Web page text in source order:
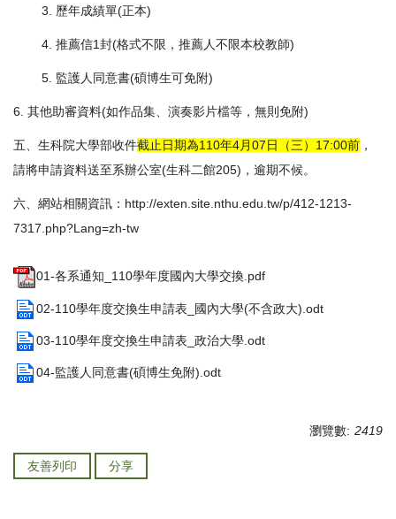
3. 歷年成績單(正本)
4. 推薦信1封(格式不限，推薦人不限本校教師)
5. 監護人同意書(碩博生可免附)
6. 其他助審資料(如作品集、演奏影片檔等，無則免附)
五、生科院大學部收件截止日期為110年4月07日（三）17:00前 ，
請將申請資料送至系辦公室(生科二館205)，逾期不候。
六、網站相關資訊： http://exten.site.nthu.edu.tw/p/412-1213-
7317.php?Lang=zh-tw
01-各系通知_110學年度國內大學交換.pdf
02-110學年度交換生申請表_國內大學(不含政大).odt
03-110學年度交換生申請表_政治大學.odt
04-監護人同意書(碩博生免附).odt
瀏覽數: 2419
友善列印 分享